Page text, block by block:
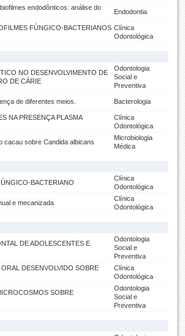
endodônticos: análise do
Endodontia
FÚNGICO-BACTERIANOS Clínica
Odontológica
NO DESENVOLVIMENTO DE
DE CÁRIE
Odontologia
Social e
Preventiva
de diferentes meios. Bacterologia
NA PRESENÇA PLASMA
Clínica
Odontológica
cacau sobre Candida albicans
Microbiologia
Médica
BACTERIANO
Clínica
Odontológica
e mecanizada
Clínica
Odontológica
DE ADOLESCENTES E
Odontologia
Social e
Preventiva
DESENVOLVIDO SOBRE
Clínica
Odontológica
SOBRE
Odontologia
Social e
Preventiva